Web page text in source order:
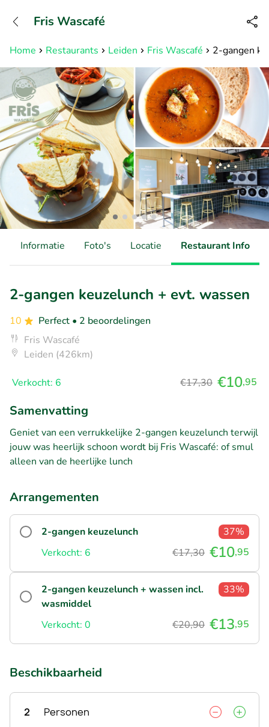
Bereikbaar tot 23:00 uur
Home Restaurants Leiden Fris Wascafé 2-gangen
Fris Wascafé
Informatie Foto's Locatie Restaurant Info
2-gangen keuzelunch + evt. wassen
10 Perfect • 2 beoordelingen
Fris Wascafé
Leiden (426km)
Verkocht: 6 €17,30 €10,95
Samenvatting
Geniet van een verrukkelijke 2-gangen keuzelunch terwijl
jouw was heerlijk schoon wordt bij Fris Wascafé: of smul
alleen van de heerlijke lunch
Arrangementen
2-gangen keuzelunch
37%
Verkocht: 6
€17,30 €10,95
2-gangen keuzelunch + wassen incl.
wasmiddel
33%
Verkocht: 0 €20,90 €13,95
Beschikbaarheid
2 Personen